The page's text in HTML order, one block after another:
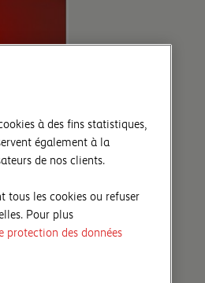
à des fins statistiques,
également à la
de nos clients.
tous les cookies ou refuser
Pour plus
protection des données